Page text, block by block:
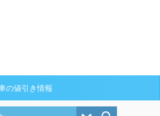
の値引き情報